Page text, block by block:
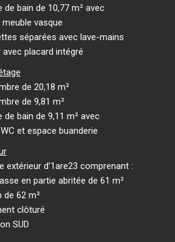
de bain de 10,77 m² avec
vasque
séparées avec lave-mains
avec placard intégré
de 20,18 m²
de 9,81 m²
de bain de 9,11 m² avec
et espace buanderie
extérieur d’1are23 comprenant :
en partie abritée de 61 m²
de 62 m²
clôturé
SUD